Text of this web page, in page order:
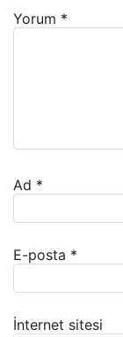
Yorum *
Ad *
E-posta *
İnternet sitesi